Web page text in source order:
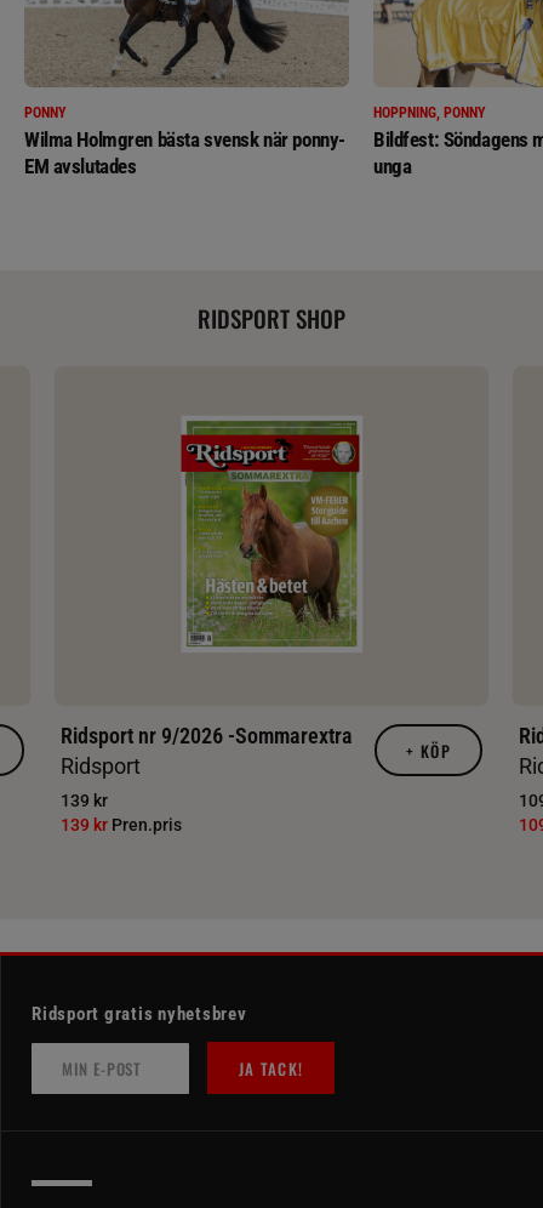
PONNY
Wilma Holmgren bästa svensk när ponny-
EM avslutades
HOPPNING, PONNY
Bildfest: Söndagens
unga
RIDSPORT SHOP
Ridsport nr 9/2026 -Sommarextra
Ridsport
139 kr
139 kr Pren.pris
+ KÖP
Ridsport gratis nyhetsbrev
JA TACK!